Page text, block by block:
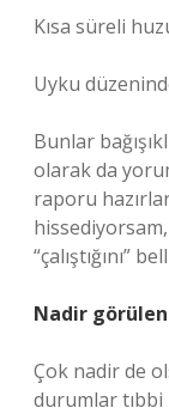
Kısa süreli
Uyku
Bunlar
olarak da
raporu
“çalıştığını”
Nadir
Çok nadir de
durumlar tıbbi